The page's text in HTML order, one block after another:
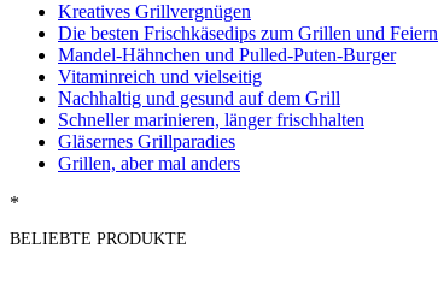
Kreatives Grillvergnügen
Die besten Frischkäsedips zum Grillen und Feiern
Mandel-Hähnchen und Pulled-Puten-Burger
Vitaminreich und vielseitig
Nachhaltig und gesund auf dem Grill
Schneller marinieren, länger frischhalten
Gläsernes Grillparadies
Grillen, aber mal anders
*
BELIEBTE PRODUKTE